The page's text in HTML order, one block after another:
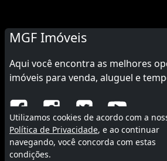
MGF Imóveis
Aqui você encontra as melhores
imóveis para venda, aluguel e
© 2015 - 2026 MGF
Utilizamos cookies de acordo com a
Política de Privacidade, e ao continuar
navegando, você concorda com estas
condições.